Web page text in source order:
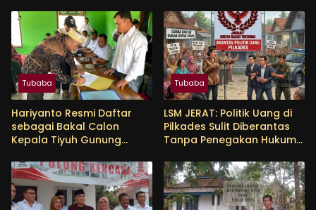
Himmawan
Tubaba
Hariyanto Resmi Daftar
sebagai Bakal Calon
Kepala Tiyuh Gunung
Pembangunan dan
Tingkatkan Kesejahteraan
Warga
Tubaba
LSM JERAT: Politik Uang di
Pilkades Sulit Diberantas
Tanpa Penegakan Hukum